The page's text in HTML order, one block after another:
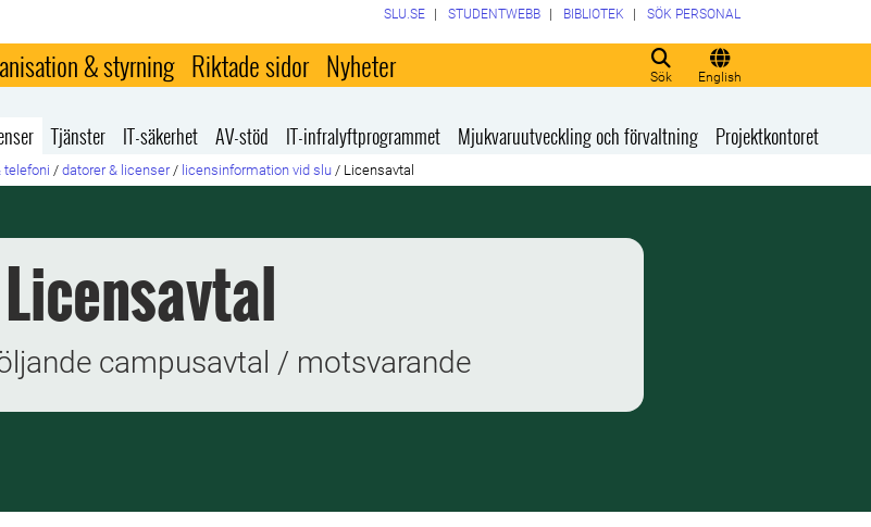
Sök English
SLU.SE STUDENTWEBB BIBLIOTEK SÖK PERSONAL
& styrning Riktade sidor Nyheter
Tjänster IT-säkerhet AV-stöd IT-infralyftprogrammet Mjukvaruutveckling och förvaltning Projektkontoret
telefoni / datorer & licenser / licensinformation vid slu / Licensavtal
Licensavtal
campusavtal / motsvarande